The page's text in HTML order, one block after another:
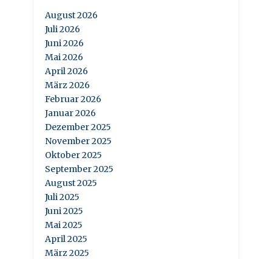
August 2026
Juli 2026
Juni 2026
Mai 2026
April 2026
März 2026
Februar 2026
Januar 2026
Dezember 2025
November 2025
Oktober 2025
September 2025
August 2025
Juli 2025
Juni 2025
Mai 2025
April 2025
März 2025